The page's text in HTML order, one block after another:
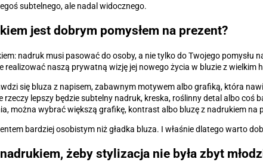
subtelnego, ale nadal widocznego.
jest dobrym pomysłem na prezent?
nadruk musi pasować do osoby, a nie tylko do Twojego pomysłu
realizować naszą prywatną wizję jej nowego życia w bluzie z wielkim
się bluza z napisem, zabawnym motywem albo grafiką, która
rzeczy lepszy będzie subtelny nadruk, kreska, roślinny detal albo coś
można wybrać większą grafikę, kontrast albo bluzę z nadrukiem na
bardziej osobistym niż gładka bluza. I właśnie dlatego warto
żeby stylizacja nie była zbyt